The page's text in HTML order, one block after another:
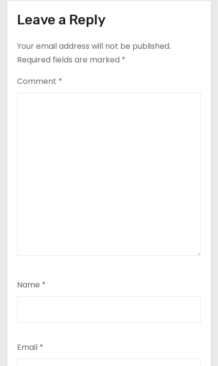
Leave a Reply
Your email address will not be published.
Required fields are marked *
Comment *
Name *
Email *